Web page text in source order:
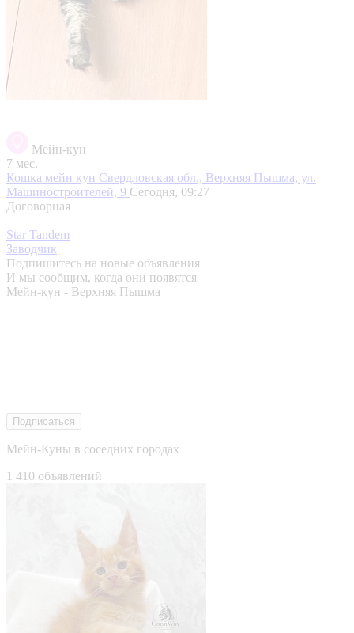
Мейн-кун
7 мес.
Кошка мейн кун Свердловская обл., Верхняя Пышма, ул.
Машиностроителей, 9 Сегодня, 09:27
Договорная
Star Tandem
Заводчик
Подпишитесь на новые объявления
И мы сообщим, когда они появятся
Мейн-кун - Верхняя Пышма
Подписаться
Мейн-Куны в соседних городах
1 410 объявлений